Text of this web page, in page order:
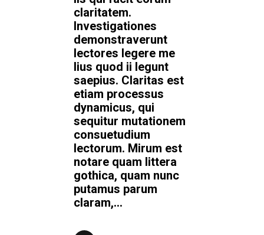
claritatem.
Investigationes
demonstraverunt
lectores legere me
lius quod ii legunt
saepius. Claritas est
etiam processus
dynamicus, qui
sequitur mutationem
consuetudium
lectorum. Mirum est
notare quam littera
gothica, quam nunc
putamus parum
claram,...